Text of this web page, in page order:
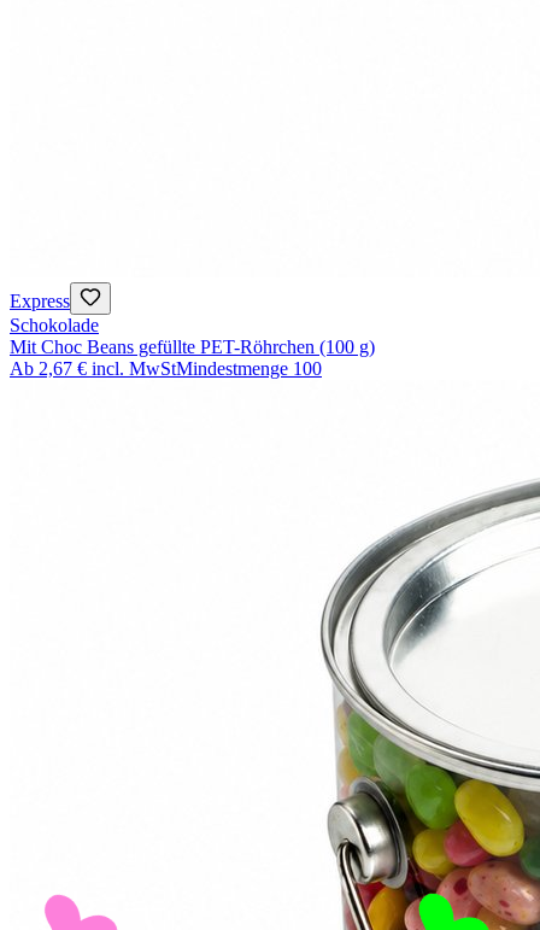
Express
Schokolade
Mit Choc Beans gefüllte PET-Röhrchen (100 g)
Ab 2,67 € incl. MwStMindestmenge 100